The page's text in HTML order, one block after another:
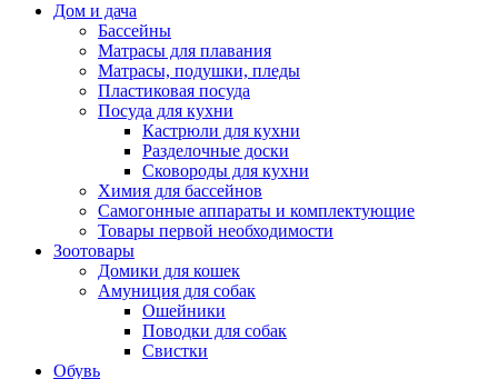
Дом и дача
Бассейны
Матрасы для плавания
Матрасы, подушки, пледы
Пластиковая посуда
Посуда для кухни
Кастрюли для кухни
Разделочные доски
Сковороды для кухни
Химия для бассейнов
Самогонные аппараты и комплектующие
Товары первой необходимости
Зоотовары
Домики для кошек
Амуниция для собак
Ошейники
Поводки для собак
Свистки
Обувь